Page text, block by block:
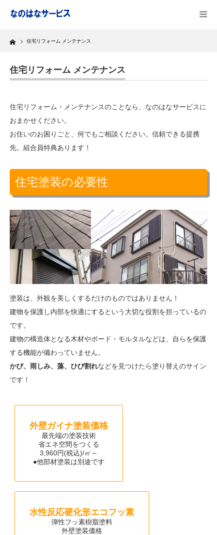
Home 住宅リフォーム メンテナンス
住宅リフォーム メンテナンス
住宅リフォーム・メンテナンスのことなら、なのはなサービスに
おまかせください。
お住いのお困りごと、何でもご相談ください。信頼できる提携
先。組合員特典あります！
住宅塗装の必要性
塗装は、外観を美しくするだけのものではありません！
建物を保護し内部を快適にするという大切な役割を担っているの
です。
建物の構造体となる木材やボード・モルタルなどは、自らを保護
する機能が備わっていません。
かび、雨しみ、藻、ひび割れなどを見つけたら塗り替えのサイン
です！
外壁ガイナ塗装価格
最先端の塗装技術
省エネ空間をつくる
3,960円(税込)/㎡～
●他部材塗装は別途です
水性反応硬化形エコフッ素
弾性フッ素樹脂塗料
外壁塗装価格